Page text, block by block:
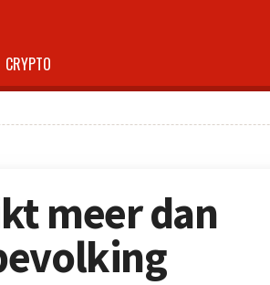
CRYPTO
meer dan